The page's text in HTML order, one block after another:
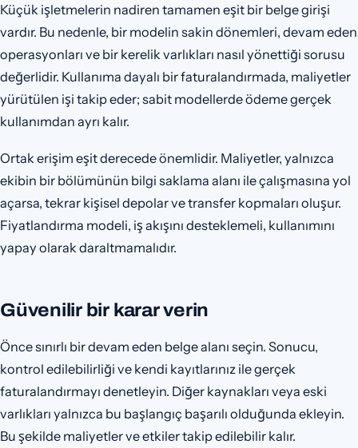
Küçük işletmelerin nadiren tamamen eşit bir belge girişi
vardır. Bu nedenle, bir modelin sakin dönemleri, devam eden
operasyonları ve bir kerelik varlıkları nasıl yönettiği sorusu
değerlidir. Kullanıma dayalı bir faturalandırmada, maliyetler
yürütülen işi takip eder; sabit modellerde ödeme gerçek
kullanımdan ayrı kalır.
Ortak erişim eşit derecede önemlidir. Maliyetler, yalnızca
ekibin bir bölümünün bilgi saklama alanı ile çalışmasına yol
açarsa, tekrar kişisel depolar ve transfer kopmaları oluşur.
Fiyatlandırma modeli, iş akışını desteklemeli, kullanımını
yapay olarak daraltmamalıdır.
Güvenilir bir karar verin
Önce sınırlı bir devam eden belge alanı seçin. Sonucu,
kontrol edilebilirliği ve kendi kayıtlarınız ile gerçek
faturalandırmayı denetleyin. Diğer kaynakları veya eski
varlıkları yalnızca bu başlangıç başarılı olduğunda ekleyin.
Bu şekilde maliyetler ve etkiler takip edilebilir kalır.